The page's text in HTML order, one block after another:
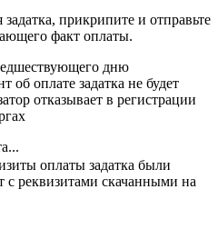
прикрипите и отправьте
факт оплаты.
дню
об оплате задатка не будет
отказывает в регистрации
оплаты задатка были
реквизитами скачанными на